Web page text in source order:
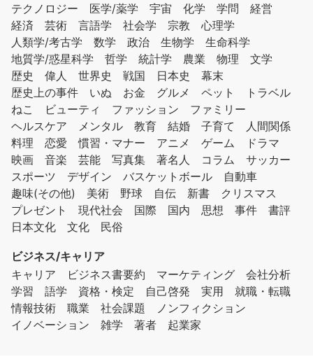
テクノロジー
医学/薬学 宇宙 化学 学問
経営
経済
芸術 言語学 社会学 宗教
心理学
人類学/考古学
数学 政治 生物学
生命科学
地質学/惑星科学
哲学 統計学 農業 物理
文学
歴史
偉人 世界史 戦国 日本史
幕末
歴史上の事件
いぬ お金 グルメ ペット
トラベル
ねこ
ビューティ ファッション
ファミリー
ヘルスケア
メンタル 教育 結婚 子育て
人間関係
料理
恋愛 慣習・マナー アニメ ゲーム
ドラマ
映画
音楽 芸能 写真集 著名人 コラム
サッカー
スポーツ
デザイン バスケットボール
自動車
趣味(その他)
美術 野球 自伝 新書
クリスマス
プレゼント
現代社会 国際 国内 思想 事件
書評
日本文化
文化 民俗
ビジネス/キャリア
キャリア
ビジネス書要約 マーケティング
会社分析
学習
語学 資格・検定 自己啓発 実用
就職・転職
情報技術
職業 社会課題
ノンフィクション
イノベーション
雑学 著者 起業家